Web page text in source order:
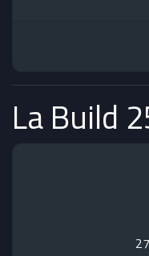
La Build